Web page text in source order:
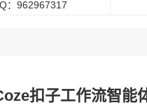
：962967317
扣子工作流智能体批